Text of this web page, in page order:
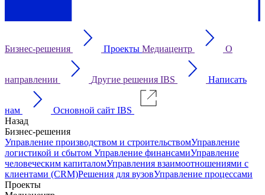
Бизнес-решения Проекты Медиацентр О
направлении Другие решения IBS Написать
нам
Основной сайт IBS
Назад
Бизнес-решения
Управление производством и строительствомУправление
логистикой и сбытом Управление финансамиУправление
человеческим капиталомУправления взаимоотношениями с
клиентами (CRM)Решения для вузовУправление процессами
Проекты